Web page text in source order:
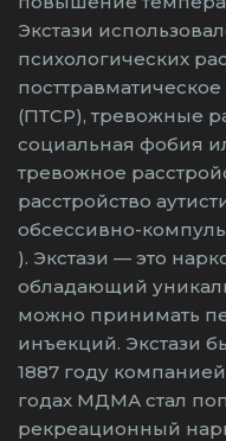
Экстази
психологических
(ПТСР), тревожные
социальная фобия
тревожное
расстройство
обсессивно-
). Экстази — это
обладающий
можно принимать
инъекций. Экстази
1887 году
годах МДМА стал
рекреационный